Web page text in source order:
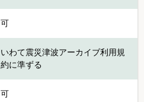
可
いわて震災津波アーカイブ利用規
約に準ずる
可